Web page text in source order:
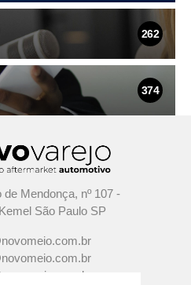
262
374
Mendonça, nº 107 -
São Paulo SP